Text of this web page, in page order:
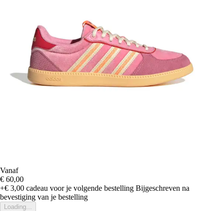
Vanaf
€ 60,00
+€ 3,00 cadeau voor je volgende bestelling Bijgeschreven na
bevestiging van je bestelling
Loading...